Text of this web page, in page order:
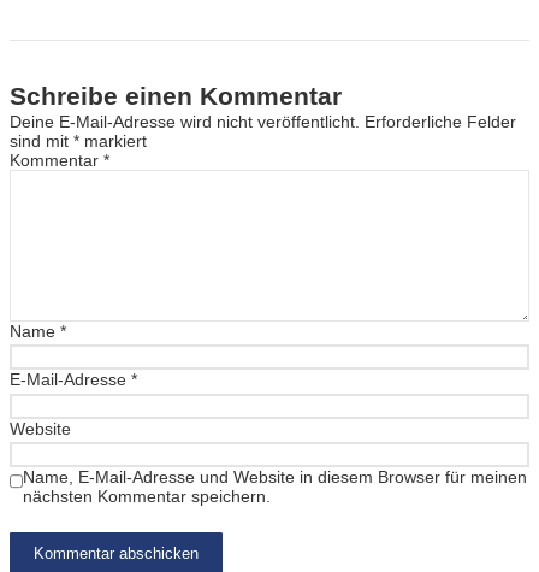
Schreibe einen Kommentar
Deine E-Mail-Adresse wird nicht veröffentlicht. Erforderliche Felder
sind mit * markiert
Kommentar *
Name *
E-Mail-Adresse *
Website
Name, E-Mail-Adresse und Website in diesem Browser für meinen
nächsten Kommentar speichern.